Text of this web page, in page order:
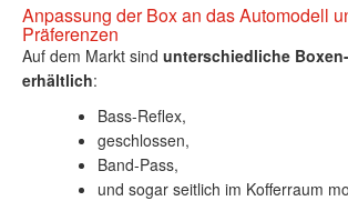
Anpassung der Box an das Automodell
Präferenzen
Auf dem Markt sind unterschiedliche
erhältlich:
Bass-Reflex,
geschlossen,
Band-Pass,
und sogar seitlich im Kofferraum